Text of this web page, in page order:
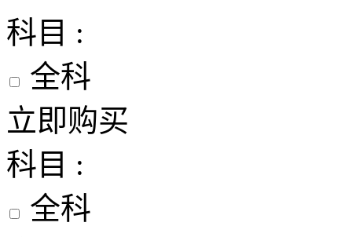
科目 :
全科
立即购买
科目 :
全科